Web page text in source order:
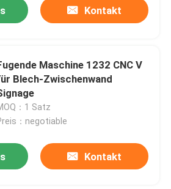
Kontakt
Maschine 1232 CNC V
Blech-Zwischenwand
：1 Satz
：negotiable
Kontakt